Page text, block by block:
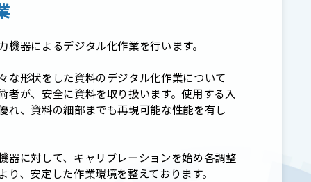
機器によるデジタル化作業を行います。
な形状をした資料のデジタル化作業について
者が、安全に資料を取り扱います。使用する入
れ、資料の細部までも再現可能な性能を有し
器に対して、キャリブレーションを始め各調整
り、安定した作業環境を整えております。